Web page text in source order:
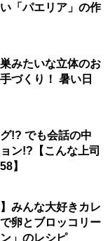
「パエリア」の作
みたいな立体のお
づくり！ 暑い日
!? でも会話の中
ン!?【こんな上司
58】
みんな大好きカレ
卵とブロッコリー
」のレシピ